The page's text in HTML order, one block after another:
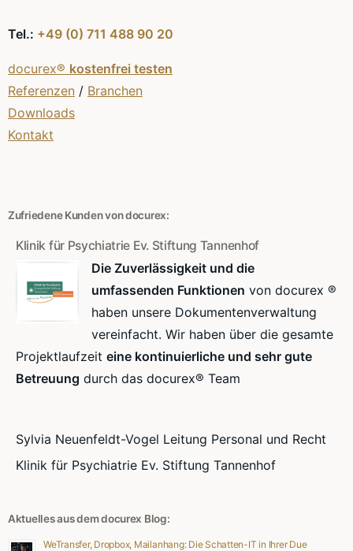
Tel.: +49 (0) 711 488 90 20
docurex® kostenfrei testen
Referenzen / Branchen
Downloads
Kontakt
Zufriedene Kunden von docurex:
Klinik für Psychiatrie Ev. Stiftung Tannenhof
Die Zuverlässigkeit und die
umfassenden Funktionen von docurex ®
haben unsere Dokumentenverwaltung
vereinfacht. Wir haben über die gesamte
Projektlaufzeit eine kontinuierliche und sehr gute
Betreuung durch das docurex® Team
Sylvia Neuenfeldt-Vogel Leitung Personal und Recht
Klinik für Psychiatrie Ev. Stiftung Tannenhof
Aktuelles aus dem docurex Blog:
WeTransfer, Dropbox, Mailanhang: Die Schatten-IT in Ihrer Due